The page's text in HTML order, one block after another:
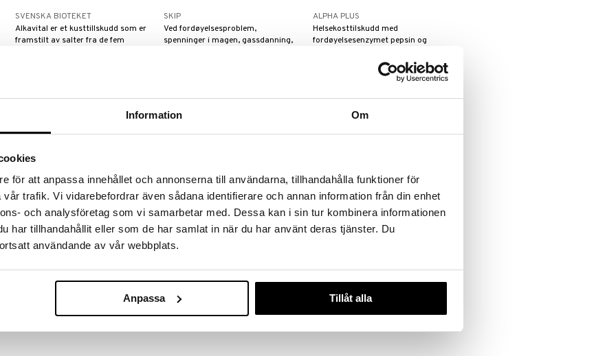
Information Om
för att anpassa innehållet och annonserna till användarna, tillhandahålla funktioner för
trafik. Vi vidarebefordrar även sådana identifierare och annan information från din enhet
och analysföretag som vi samarbetar med. Dessa kan i sin tur kombinera informationen
har tillhandahållit eller som de har samlat in när du har använt deras tjänster. Du
användande av vår webbplats.
Anpassa Tillåt alla
SVENSKA BIOTEKET
Alkavital er et kusttillskudd som er
framstilt av salter fra de fem
SKIP
Ved fordøyelsesproblem,
spenninger i magen, gassdanning,
ALPHA PLUS
Helsekosttilskudd med
fordøyelsesenzymet pepsin og
kr599